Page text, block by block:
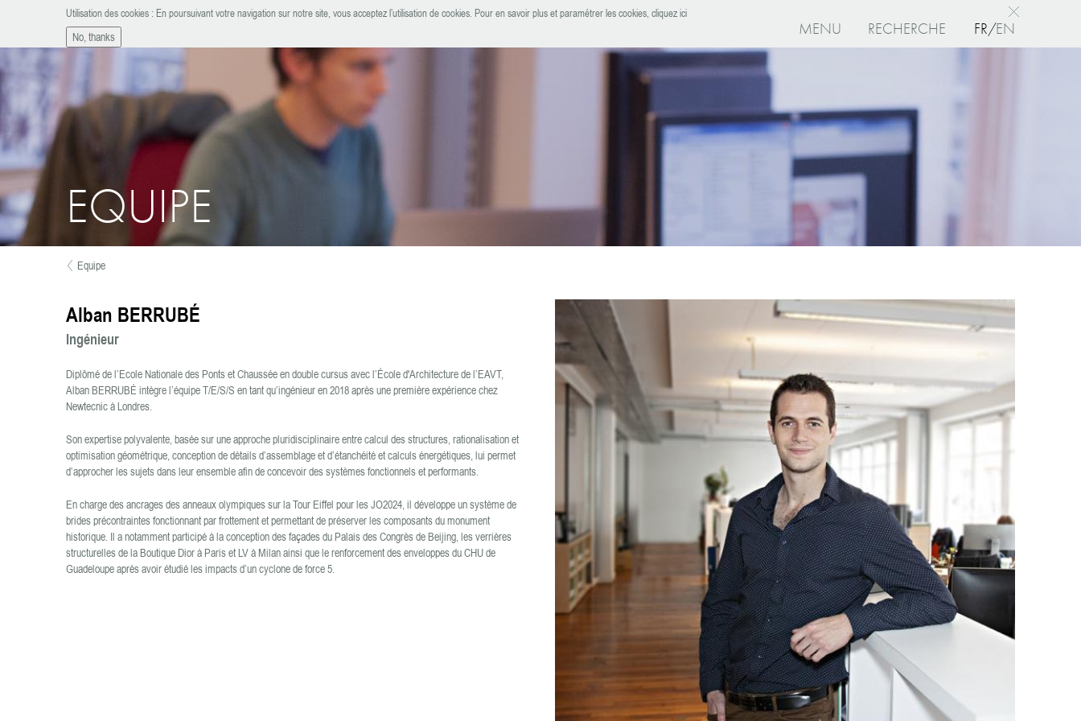
Aller au contenu principalUtilisation des cookies : En poursuivant votre navigation sur notre site, vous acceptez l’utilisation de cookies. Pour en savoir plus et paramétrer les cookies, cliquez ici
I
agree
No, thanks MENU RECHERCHE FR EN
EQUIPE
Equipe
Alban BERRUBÉ
Ingénieur
Diplômé de l’Ecole Nationale des Ponts et Chaussée en double cursus avec l’École d'Architecture de l’EAVT,
Alban BERRUBÉ intègre l’équipe T/E/S/S en tant qu’ingénieur en 2018 après une première expérience chez
Newtecnic à Londres.
Son expertise polyvalente, basée sur une approche pluridisciplinaire entre calcul des structures, rationalisation et
optimisation géométrique, conception de détails d’assemblage et d’étanchéité et calculs énergétiques, lui permet
d’approcher les sujets dans leur ensemble afin de concevoir des systèmes fonctionnels et performants.
En charge des ancrages des anneaux olympiques sur la Tour Eiffel pour les JO2024, il développe un système de
brides précontraintes fonctionnant par frottement et permettant de préserver les composants du monument
historique. Il a notamment participé à la conception des façades du Palais des Congrès de Beijing, les verrières
structurelles de la Boutique Dior à Paris et LV à Milan ainsi que le renforcement des enveloppes du CHU de
Guadeloupe après avoir étudié les impacts d’un cyclone de force 5.